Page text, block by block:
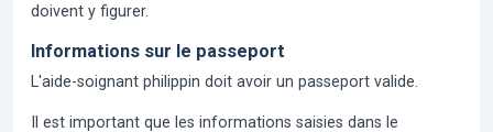
doivent y figurer.
Informations sur le passeport
L'aide-soignant philippin doit avoir un passeport valide.
Il est important que les informations saisies dans le